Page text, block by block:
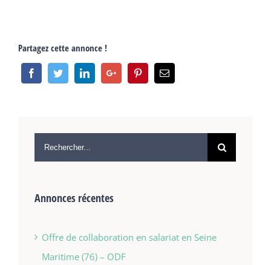
Partagez cette annonce !
Annonces récentes
Offre de collaboration en salariat en Seine
Maritime (76) – ODF